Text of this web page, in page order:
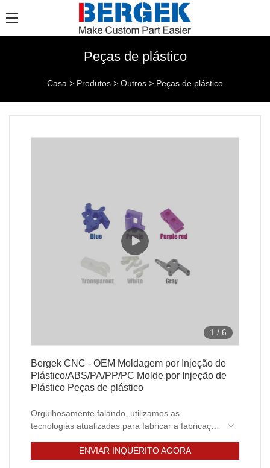
Peças de plástico
Casa > Produtos > Outros > Peças de plástico
1 / 6
Bergek CNC - OEM Moldagem por Injeção de
Plástico/ABS/PA/PP/PC Molde por Injeção de
Plástico Peças de plástico
Orgulhosamente falando, utilizamos as
tecnologias atualizadas para fabricar a fabricação
CNC, torneamento CNC, dobra de chapas
ENVIAR INQUÉRITO AGORA